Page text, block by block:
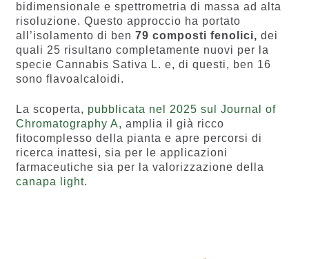
bidimensionale e spettrometria di massa ad alta
risoluzione. Questo approccio ha portato
all’isolamento di ben 79 composti fenolici, dei
quali 25 risultano completamente nuovi per la
specie Cannabis Sativa L. e, di questi, ben 16
sono flavoalcaloidi.
La scoperta, pubblicata nel 2025 sul Journal of
Chromatography A, amplia il già ricco
fitocomplesso della pianta e apre percorsi di
ricerca inattesi, sia per le applicazioni
farmaceutiche sia per la valorizzazione della
canapa light.